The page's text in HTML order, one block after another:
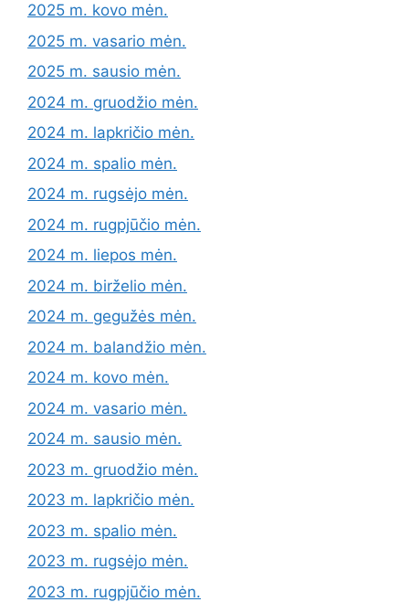
2025 m. kovo mėn.
2025 m. vasario mėn.
2025 m. sausio mėn.
2024 m. gruodžio mėn.
2024 m. lapkričio mėn.
2024 m. spalio mėn.
2024 m. rugsėjo mėn.
2024 m. rugpjūčio mėn.
2024 m. liepos mėn.
2024 m. birželio mėn.
2024 m. gegužės mėn.
2024 m. balandžio mėn.
2024 m. kovo mėn.
2024 m. vasario mėn.
2024 m. sausio mėn.
2023 m. gruodžio mėn.
2023 m. lapkričio mėn.
2023 m. spalio mėn.
2023 m. rugsėjo mėn.
2023 m. rugpjūčio mėn.